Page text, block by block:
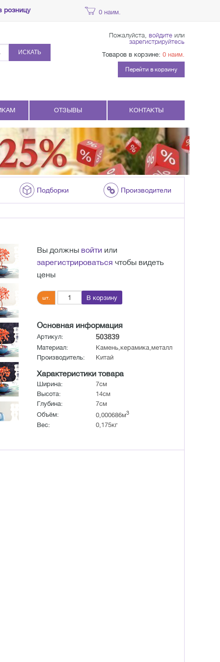
розницу 0 наим.
ИСКАТЬ
Пожалуйста, войдите или
зарегистрируйтесь
Товаров в корзине: 0 наим.
Перейти в корзину
ОТЗЫВЫ КОНТАКТЫ
Подборки Производители
Вы должны войти или
зарегистрироваться чтобы видеть
цены
шт. В корзину
Основная информация
Артикул: 503839
Материал:
Камень,керамика,металл
Производитель:
Китай
Характеристики товара
Ширина:
7см
Высота:
14см
Глубина:
7см
Объём:
0,000686м3
Вес: 0,175кг